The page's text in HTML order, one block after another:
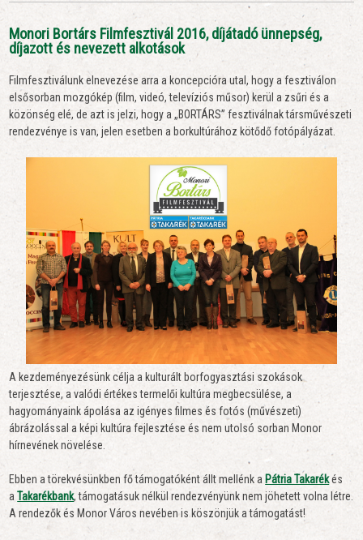
Monori Bortárs Filmfesztivál 2016, díjátadó ünnepség,
díjazott és nevezett alkotások
Filmfesztiválunk elnevezése arra a koncepcióra utal, hogy a fesztiválon
elsősorban mozgókép (film, videó, televíziós műsor) kerül a zsűri és a
közönség elé, de azt is jelzi, hogy a „BORTÁRS” fesztiválnak társművészeti
rendezvénye is van, jelen esetben a borkultúrához kötődő fotópályázat.
A kezdeményezésünk célja a kulturált borfogyasztási szokások
terjesztése, a valódi értékes termelői kultúra megbecsülése, a
hagyományaink ápolása az igényes filmes és fotós (művészeti)
ábrázolással a képi kultúra fejlesztése és nem utolsó sorban Monor
hírnevének növelése.
Ebben a törekvésünkben fő támogatóként állt mellénk a Pátria Takarékés
aTakarékbank, támogatásuk nélkül rendezvényünk nem jöhetett volna létre.
A rendezők és Monor Város nevében is köszönjük a támogatást!